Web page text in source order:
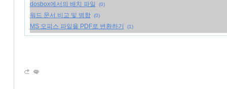
dosbox에서의 배치 파일 (0)
워드 문서 비교 및 병합 (0)
MS 오피스 파일을 PDF로 변환하기 (1)